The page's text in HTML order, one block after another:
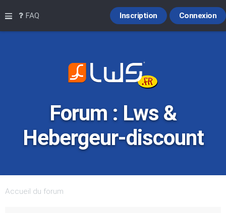
Raccourcis
FAQ Connexion
Inscription
Forum : Lws &
Hebergeur-discount
Accueil du forum